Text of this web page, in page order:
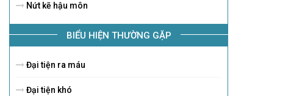
Nứt kẽ hậu môn
BIỂU HIỆN THƯỜNG GẶP
Đại tiện ra máu
Đại tiện khó